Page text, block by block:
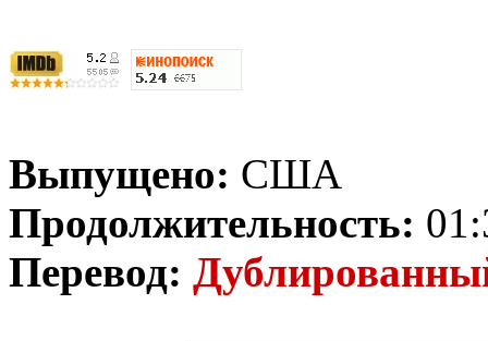
Выпущено: США
Продолжительность:
Перевод: